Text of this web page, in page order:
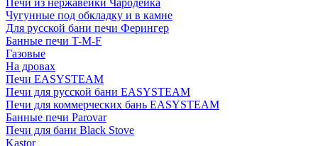
Печи из нержавейки Чародейка
Чугунные под обкладку и в камне
Для русской бани печи Ферингер
Банные печи T-M-F
Газовые
На дровах
Печи EASYSTEAM
Печи для русской бани EASYSTEAM
Печи для коммерческих бань EASYSTEAM
Банные печи Parovar
Печи для бани Black Stove
Kastor